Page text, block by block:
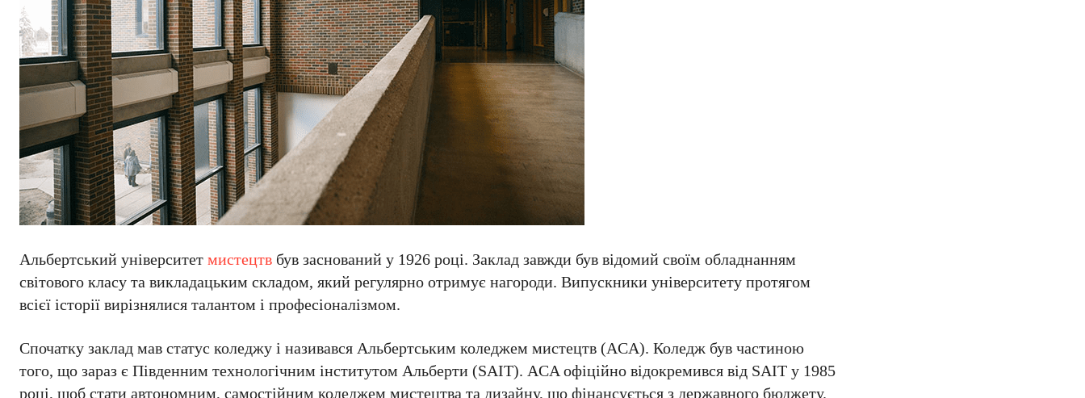
Альбертський університет мистецтв був заснований у 1926 році. Заклад завжди був відомий своїм обладнанням
світового класу та викладацьким складом, який регулярно отримує нагороди. Випускники університету протягом
всієї історії вирізнялися талантом і професіоналізмом.
Спочатку заклад мав статус коледжу і називався Альбертським коледжем мистецтв (ACA). Коледж був частиною
того, що зараз є Південним технологічним інститутом Альберти (SAIT). ACA офіційно відокремився від SAIT у 1985
році, щоб стати автономним, самостійним коледжем мистецтва та дизайну, що фінансується з державного бюджету.